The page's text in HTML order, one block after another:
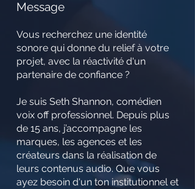
Message
Vous recherchez une identité
sonore qui donne du relief à votre
projet, avec la réactivité d'un
partenaire de confiance ?
Je suis Seth Shannon, comédien
voix off professionnel. Depuis plus
de 15 ans, j’accompagne les
marques, les agences et les
créateurs dans la réalisation de
leurs contenus audio. Que vous
ayez besoin d'un ton institutionnel et